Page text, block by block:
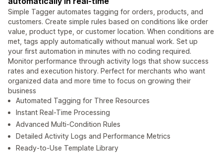
Simple Tagger automates tagging for orders, products, and
customers. Create simple rules based on conditions like order
value, product type, or customer location. When conditions are
met, tags apply automatically without manual work. Set up
your first automation in minutes with no coding required.
Monitor performance through activity logs that show success
rates and execution history. Perfect for merchants who want
organized data and more time to focus on growing their
business
Automated Tagging for Three Resources
Instant Real-Time Processing
Advanced Multi-Condition Rules
Detailed Activity Logs and Performance Metrics
Ready-to-Use Template Library